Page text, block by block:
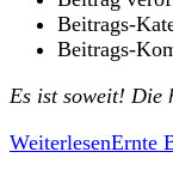
Beitrags-
Beitrags-
Es ist soweit! Die
WeiterlesenErnte